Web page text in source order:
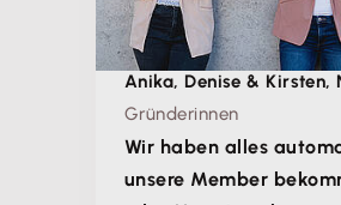
Anika, Denise & Kirsten,
Gründerinnen
Wir haben alles
unsere Member